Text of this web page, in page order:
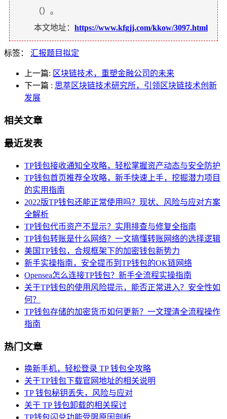
（）。
本文地址： https://www.kfgjj.com/kkow/3097.html
标签： 汇报题目拟定
上一篇: 区块链技术，重塑金融公司的未来
下一篇 : 思萃区块链技术研究所，引领区块链技术创新
发展
相关文章
最近发表
TP钱包接收通知全攻略，轻松掌握资产动态与安全防护
TP钱包首页推荐全攻略，新手快速上手，挖掘潜力项目
的实用指南
2022版TP钱包还能正常使用吗？现状、风险与应对方案
全解析
TP钱包代币资产不显示？实用排查与修复全指南
TP钱包转账是什么网络？一文搞懂转账网络的选择逻辑
美国TP钱包，合规框架下的加密钱包新势力
新手实操指南，安全提币到TP钱包的OK链网络
Opensea怎么连接TP钱包？新手全流程实操指南
关于TP钱包的使用风险提示，能否正常进入？安全性如
何？
TP钱包存储的加密货币如何更新？一文理清全流程操作
指南
热门文章
换新手机，轻松登录 TP 钱包全攻略
关于TP钱包下载官网地址的相关说明
TP 钱包秘钥丢失，风险与应对
关于 TP 钱包卸载的相关探讨